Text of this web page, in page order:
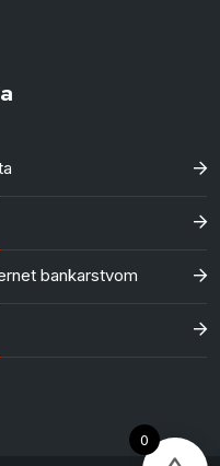
bankarstvom
0